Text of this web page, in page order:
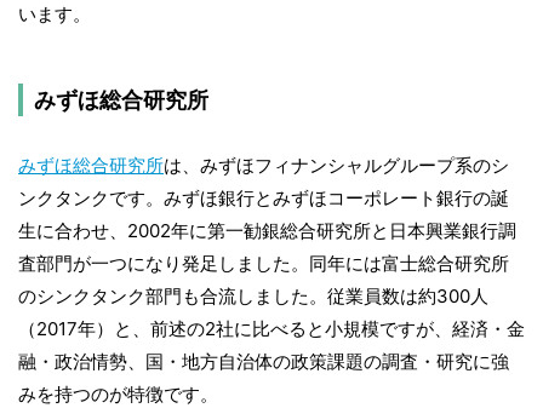
います。
みずほ総合研究所
みずほ総合研究所は、みずほフィナンシャルグループ系のシ
ンクタンクです。みずほ銀行とみずほコーポレート銀行の誕
生に合わせ、2002年に第一勧銀総合研究所と日本興業銀行調
査部門が一つになり発足しました。同年には富士総合研究所
のシンクタンク部門も合流しました。従業員数は約300人
（2017年）と、前述の2社に比べると小規模ですが、経済・金
融・政治情勢、国・地方自治体の政策課題の調査・研究に強
みを持つのが特徴です。